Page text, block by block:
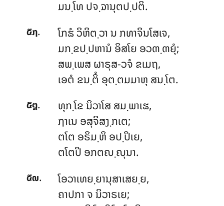
ມນ຺ໂທ ປຈ຺ຉານຸຕປ຺ປຕິ.
໕໗.
ໂກຘໍ ວິຫິຕ຺ວາ ນ ກທາຈິນໂສເຈ,
ມກ຺ຂປ຺ປຫານໍ ອິສໂຍ ອວຓ຺ຓຍຸໍ;
ສພ຺ເພສ ຜາຣຸສ-ວຈໍ ຂເມຖ,
ເອຕໍ ຂນ຺ຕິໍ ອຸຕ຺ຕມມາຫຸ ສນ຺ໂຕ.
໕໘.
ທຸກ຺ໂຂ ນິວາໂສ ສມ຺ພາເຘ,
ຐາເນ ອສຸຈິສງ຺ກເຕ;
ຕໂຕ ອຣິມ຺ຫິ ອປ຺ປິເຍ,
ຕໂຕປິ ອກຕຎ຺ຎຸນາ.
໕໙.
ໂອວາເທຍ຺ຍານຸສາເສຍ຺ຍ,
ຄາປກາ ຈ ນິວາຣເຍ;